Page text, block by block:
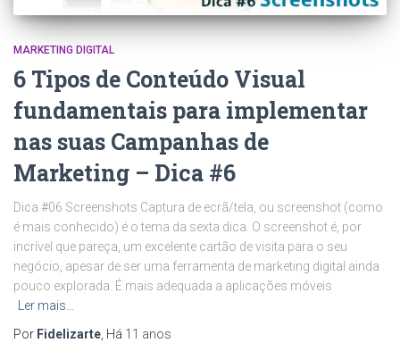
MARKETING DIGITAL
6 Tipos de Conteúdo Visual
fundamentais para implementar
nas suas Campanhas de
Marketing – Dica #6
Dica #06 Screenshots Captura de ecrã/tela, ou screenshot (como
é mais conhecido) é o tema da sexta dica. O screenshot é, por
incrível que pareça, um excelente cartão de visita para o seu
negócio, apesar de ser uma ferramenta de marketing digital ainda
pouco explorada. É mais adequada a aplicações móveis
Ler mais…
Por Fidelizarte , Há 11 anos